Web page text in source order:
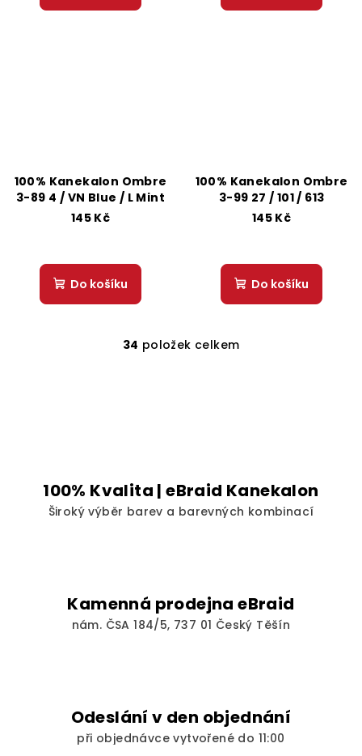
100% Kanekalon Ombre
3-89 4 / VN Blue / L Mint
145 Kč
Do košíku
100% Kanekalon Ombre
3-99 27 / 101 / 613
145 Kč
Do košíku
O
í
p
r
ý
p
34 položek celkem
100% Kvalita | eBraid Kanekalon
Široký výběr barev a barevných kombinací
Kamenná prodejna eBraid
nám. ČSA 184/5, 737 01 Český Těšín
Odeslání v den objednání
při objednávce vytvořené do 11:00